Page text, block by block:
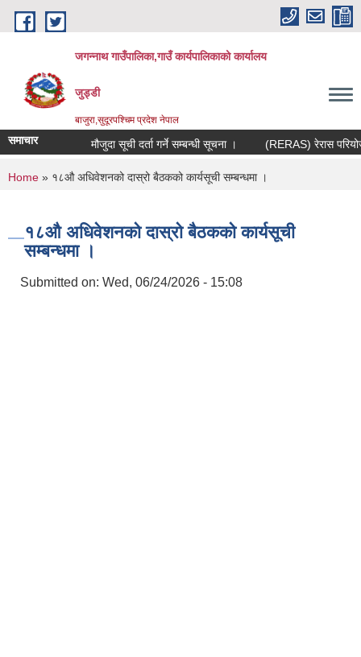
Skip to main content
जगन्नाथ गाउँपालिका,गाउँ कार्यपालिकाको कार्यालय
जुड्डी
बाजुरा,सुदूरपश्चिम प्रदेश नेपाल
समाचार मौजुदा सूची दर्ता गर्ने सम्बन्धी सूचना । (RERAS) रेरास
You are here
Home » १८औ अधिवेशनको दास्रो बैठकको कार्यसूची सम्बन्धमा ।
१८औ अधिवेशनको दास्रो बैठकको कार्यसूची
सम्बन्धमा ।
Submitted on: Wed, 06/24/2026 - 15:08